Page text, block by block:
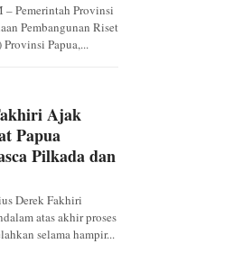
Pemerintah Provinsi
Pembangunan Riset
Papua,...
Ajak
Papua
Pilkada dan
Derek Fakhiri
atas akhir proses
selama hampir...